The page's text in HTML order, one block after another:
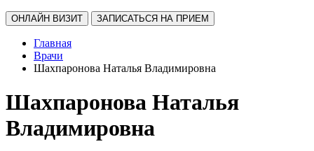
ОНЛАЙН ВИЗИТ ЗАПИСАТЬСЯ НА ПРИЕМ
Главная
Врачи
Шахпаронова Наталья Владимировна
Шахпаронова Наталья
Владимировна